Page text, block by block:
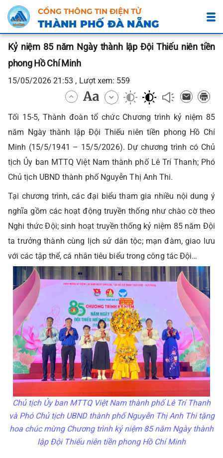
CỔNG THÔNG TIN ĐIỆN TỬ
THÀNH PHỐ ĐÀ NẴNG
Kỷ niệm 85 năm Ngày thành lập Đội Thiếu niên tiền
phong Hồ Chí Minh
15/05/2026 21:53 , Lượt xem: 559
Tối 15-5, Thành đoàn tổ chức Chương trình kỷ niệm 85
năm Ngày thành lập Đội Thiếu niên tiền phong Hồ Chí
Minh (15/5/1941 – 15/5/2026). Dự chương trình có Chủ
tịch Ủy ban MTTQ Việt Nam thành phố Lê Trí Thanh; Phó
Chủ tịch UBND thành phố Nguyễn Thị Anh Thi.
Tại chương trình, các đại biểu tham gia nhiều nội dung ý
nghĩa gồm các hoạt động truyền thống như chào cờ theo
Nghi thức Đội; sinh hoạt truyền thống kỷ niệm 85 năm Đội
ta trưởng thành cùng lịch sử dân tộc; mạn đàm, giao lưu
với các tập thể, cá nhân tiêu biểu trong công tác Đội…
Chủ tịch Ủy ban MTTQ Việt Nam thành phố Lê Trí Thanh
và Phó Chủ tịch UBND thành phố Nguyễn Thị Anh Thi tặng
hoa chúc mừng Chương trình kỷ niệm 85 năm Ngày thành
lập Đội Thiếu niên tiền phong Hồ Chí Minh